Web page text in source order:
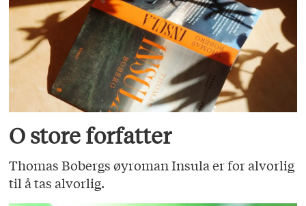
O store forfatter
Thomas Bobergs øyroman Insula er for alvorlig
til å tas alvorlig.